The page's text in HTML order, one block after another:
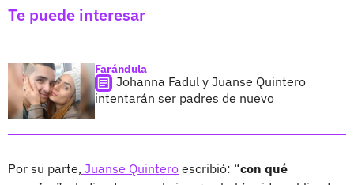
Te puede interesar
Farándula
Johanna Fadul y Juanse Quintero
intentarán ser padres de nuevo
Por su parte, Juanse Quintero escribió: “con qué